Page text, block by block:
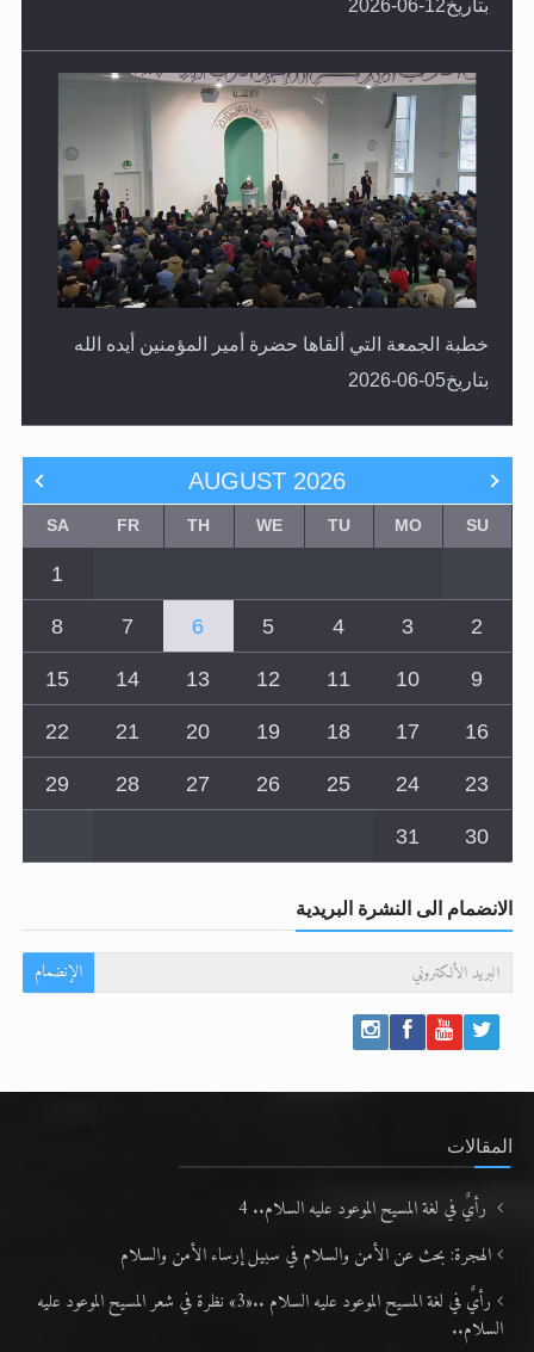
خطبة الجمعة التي ألقاها حضرة أمير المؤمنين أيده الله
AUGUST 2026
TU
WE
TH
1
8
9
10
11
12
13
14
15
16
17
18
19
20
21
22
23
24
25
26
27
28
29
30
31
الانضمام الى النشرة البريدية
المقالات
رأيٌ في لغة المسيح الموعود عليه السلام.. 4
الهجرة: بحث عن الأمن والسلام في سبيل إرساء الأمن والسلام
رأيٌ في لغة المسيح الموعود عليه السلام ..«3» نظرة في شعر المسيح الموعود عليه
السلام..
**الحصن الحصين من وساوس المعارضين ...**